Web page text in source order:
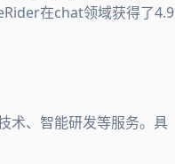
在chat领域获得了4.9
术、智能研发等服务。具